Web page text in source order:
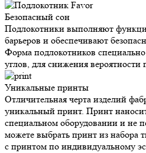
Безопасный сон
Подлокотники выполняют
барьеров и обеспечивают
Форма подлокотников
углов, для снижения
Уникальные принты
Отличительная черта изделий
уникальный принт. Принт
специальном оборудовании и не
можете выбрать принт из набора
с принтом по индивидуальному